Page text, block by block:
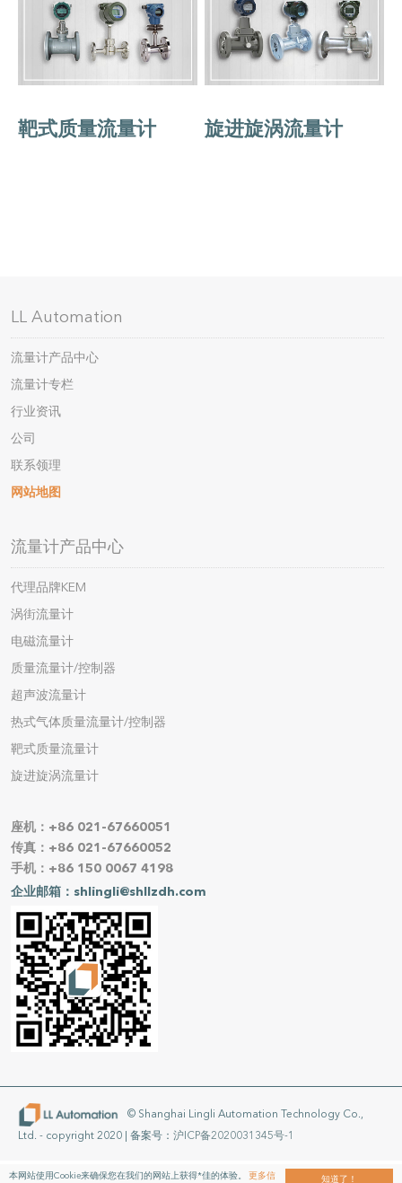
知道了！
本网站使用Cookie来确保您在我们的网站上获得*佳的体验。 更多信
靶式质量流量计 旋进旋涡流量计
LL Automation
流量计产品中心
流量计专栏
行业资讯
公司
联系领理
网站地图
流量计产品中心
代理品牌KEM
涡街流量计
电磁流量计
质量流量计/控制器
超声波流量计
热式气体质量流量计/控制器
靶式质量流量计
旋进旋涡流量计
座机：+86 021-67660051
传真：+86 021-67660052
手机：+86 150 0067 4198
企业邮箱：shlingli@shllzdh.com
© Shanghai Lingli Automation Technology Co.,
Ltd. - copyright 2020 | 备案号： 沪ICP备2020031345号-1
LL Automation 所受产品均保证质量，本网站上推荐的特定品牌名称及商标